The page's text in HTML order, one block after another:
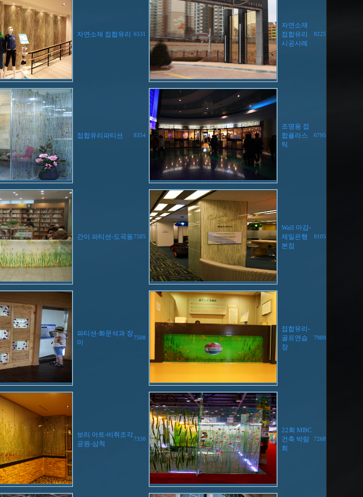
자연소재 접합유리 6531
자연소재
접합유리
시공사례
8225
접합유리파티션 8354
조명용 접
합플라스
틱
6795
간이 파티션-도곡동7585
Wall 마감-
제일은행
본점
8105
파티션-화문석과 장
미
7508
접합유리-
골프연습
장
7989
보리 아트-비취조각
공원-삼척
7330
22회 MBC
건축 박람
회
7268